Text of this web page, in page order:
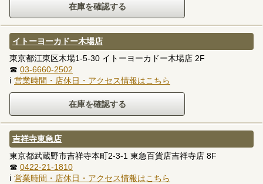
イトーヨーカドー木場店
東京都江東区木場1-5-30 イトーヨーカドー木場店 2F
☎ 03-6660-2502
ℹ 営業時間・店休日・アクセス情報はこちら
吉祥寺東急店
東京都武蔵野市吉祥寺本町2-3-1 東急百貨店吉祥寺店 8F
☎ 0422-21-1810
ℹ 営業時間・店休日・アクセス情報はこちら